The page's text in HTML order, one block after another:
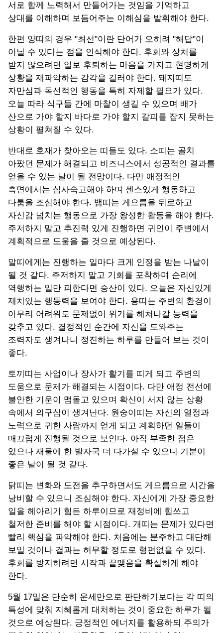
서로 함께 노력해서 만들어가는 것임을 기억하고
상대를 이해하며 보듬어주는 이해심을 발휘해야 한다.
한편 양띠의 경우 "최선"이란 단어가 오히려 "해답"이
아닐 수 있다는 점을 인식해야 한다. 후회와 상처를
받지 않으려면 일보 후퇴하는 마음을 가지고 현명하게
상황을 재파악하는 감각을 길러야 한다. 돼지띠도
자만심과 독선적인 행동을 특히 자제할 필요가 있다.
오늘 따라 식구들 간에 마찰이 생길 수 있으며 배가
산으로 가야 할지 바다로 가야 할지 갈피를 잡지 못하는
상황이 펼쳐질 수 있다.
반대로 호재가 찾아오는 띠들도 있다. 소띠는 골치
아팠던 문제가 해결되고 비즈니스에서 성공적인 결과를
얻을 수 있는 날이 될 전망이다. 다만 애정적인
측면에서는 심사숙고해야 하며 센스있게 행동하고
다툼을 조심해야 한다. 뱀띠는 게으름을 뒤로하고
자신감 넘치는 행동으로 가장 왕성한 활동을 해야 한다.
주저하지 말고 추진력 있게 진행하면 귀인이 주변에서
계획적으로 도움을 줄 것으로 예상된다.
말띠에게는 진행하는 일마다 크게 인정을 받는 나날이
될 것 같다. 주저하지 말고 기회를 포착하며 순리에
역행하는 일만 피한다면 승산이 있다. 오늘은 자신있게
재치있는 행동력을 보여야 한다. 용띠는 주변의 환경이
아무리 어려워도 문제없이 위기를 헤쳐나갈 능력을
갖추고 있다. 결정적인 순간에 자신을 도와주는
조력자도 생겨나니 정진하는 하루를 만들어 보는 것이
좋다.
토끼띠는 사업이나 장사가 활기를 띠게 되고 주변의
도움으로 문제가 해결되는 시점이다. 다만 애정 전선에
불안한 기운이 맴돌고 있으며 확신이 서지 않는 상황
속에서 의구심이 생겨난다. 원숭이띠는 자신의 열정과
노력으로 귀한 사람까지 얻게 되고 계획하던 일들이
매끄럽게 진행될 것으로 보인다. 아직 부족한 점은
있으나 재물에 한 발자국 더 다가설 수 있으니 기분이
좋은 날이 될 것 같다.
닭띠는 변화와 도전을 추구하면서도 게으름으로 시간을
낭비할 수 있으니 조심해야 한다. 자신에게 가장 중요한
일을 헤아리기 힘든 하루이므로 재정비에 힘쓰고
철저한 준비를 해야 할 시점이다. 개띠는 문제가 있다면
빨리 핵심을 파악해야 한다. 처음에는 분주하고 대단해
보일 것이나 결과는 허무할 정도로 형편없을 수 있다.
후회를 방지하려면 시작과 끝맺음을 확실하게 해야
한다.
5월 17일은 단순히 운세만으로 판단하기보다는 각 띠의
특성에 맞춰 지혜롭게 대처하는 것이 중요한 하루가 될
것으로 예상된다. 긍정적인 에너지를 활용하되 주의가